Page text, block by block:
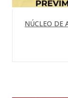
NÚCLEO DE